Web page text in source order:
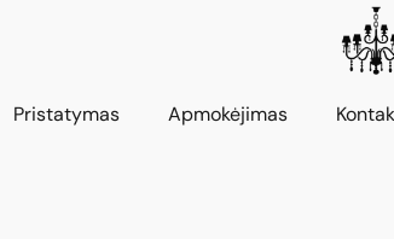
Pristatymas Apmokėjimas